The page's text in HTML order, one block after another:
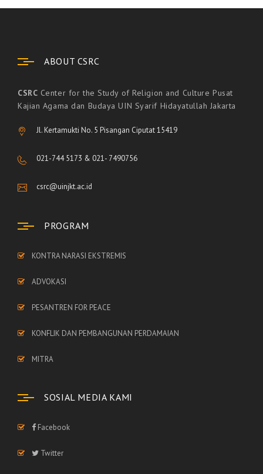
ABOUT CSRC
CSRC Center for the Study of Religion and Culture Pusat
Kajian Agama dan Budaya UIN Syarif Hidayatullah Jakarta
Jl. Kertamukti No. 5 Pisangan Ciputat 15419
021-744 5173 & 021- 7490756
csrc@uinjkt.ac.id
PROGRAM
KONTRA NARASI EKSTREMIS
ADVOKASI
PESANTREN FOR PEACE
KONFLIK DAN PEMBANGUNAN PERDAMAIAN
MITRA
SOSIAL MEDIA KAMI
Facebook
Twitter